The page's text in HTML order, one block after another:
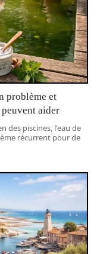
problème et
peuvent aider
des piscines, l'eau de
récurrent pour de